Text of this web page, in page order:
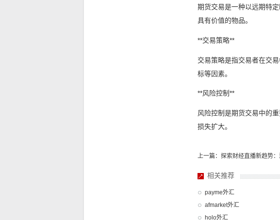
期货交易是一种以远期特
具有价值的物品。
**交易策略**
交易策略是指交易者在交
标等因素。
**风险控制**
风险控制是期货交易中的
损失扩大。
上一篇：探索财经直播新趋势
相关推荐
payme外汇
afmarket外汇
holo外汇